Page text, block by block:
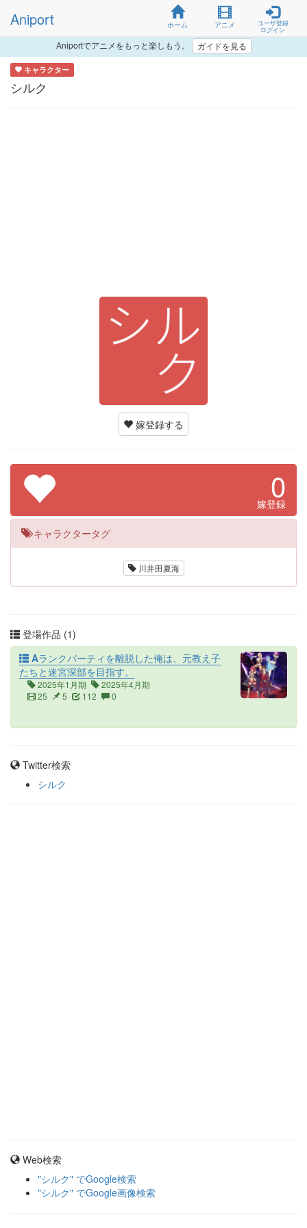
Aniport ホーム アニメ
ユーザ登録
ログイン
Aniportでアニメをもっと楽しもう。 ガイドを見る
キャラクター
シルク
嫁登録する
0
嫁登録
キャラクタータグ
川井田夏海
登場作品 (1)
Aランクパーティを離脱した俺は、元教え子
たちと迷宮深部を目指す。
2025年1月期
2025年4月期
25
5 112 0
Twitter検索
シルク
Web検索
"シルク" でGoogle検索
"シルク" でGoogle画像検索